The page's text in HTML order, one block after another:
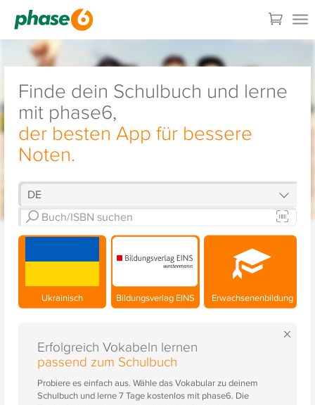
Finde dein Schulbuch und lerne
mit phase6,
der besten App für bessere
Noten.
Ukrainisch Bildungsverlag EINS Erwachsenenbildung
×
Erfolgreich Vokabeln lernen
passend zum Schulbuch
Probiere es einfach aus. Wähle das Vokabular zu deinem
Schulbuch und lerne 7 Tage kostenlos mit phase6. Die